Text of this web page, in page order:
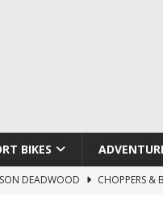
BIKES
DEADWOOD
CHOPPERS &